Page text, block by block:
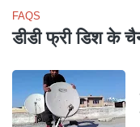
FAQS
डीडी फ्री डिश के